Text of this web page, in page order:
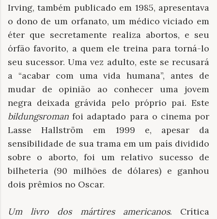
Irving, também publicado em 1985, apresentava
o dono de um orfanato, um médico viciado em
éter que secretamente realiza abortos, e seu
órfão favorito, a quem ele treina para torná-lo
seu sucessor. Uma vez adulto, este se recusará
a “acabar com uma vida humana”, antes de
mudar de opinião ao conhecer uma jovem
negra deixada grávida pelo próprio pai. Este
bildungsroman foi adaptado para o cinema por
Lasse Hallström em 1999 e, apesar da
sensibilidade de sua trama em um país dividido
sobre o aborto, foi um relativo sucesso de
bilheteria (90 milhões de dólares) e ganhou
dois prêmios no Oscar.
Um livro dos mártires americanos. Crítica